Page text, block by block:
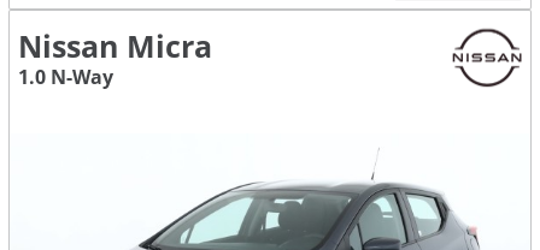
Nissan Micra
1.0 N-Way